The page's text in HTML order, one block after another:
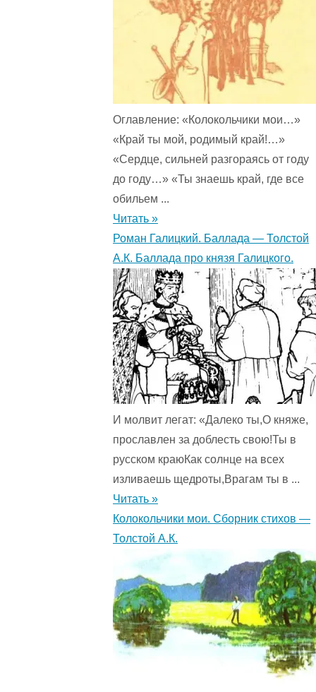
Оглавление: «Колокольчики мои…»
«Край ты мой, родимый край!…»
«Сердце, сильней разгораясь от году
до году…» «Ты знаешь край, где все
обильем ...
Читать »
Роман Галицкий. Баллада — Толстой
А.К. Баллада про князя Галицкого.
И молвит легат: «Далеко ты,О княже,
прославлен за доблесть свою!Ты в
русском краюКак солнце на всех
изливаешь щедроты,Врагам ты в ...
Читать »
Колокольчики мои. Сборник стихов —
Толстой А.К.